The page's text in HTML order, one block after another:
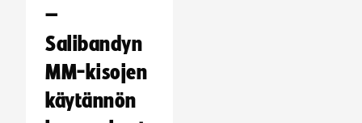
–
Salibandyn
MM-kisojen
käytännön